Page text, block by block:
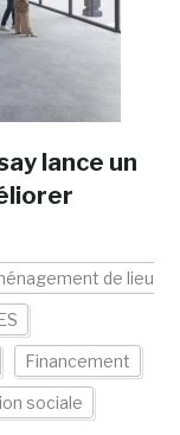
lance un
de lieu
Financement
sociale